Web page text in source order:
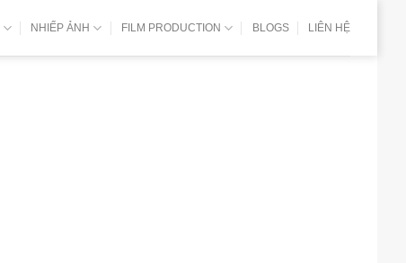
NHIẾP ẢNH FILM PRODUCTION BLOGS LIÊN HỆ